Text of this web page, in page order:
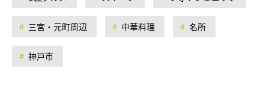
三宮・元町周辺 中華料理 名所
神戸市